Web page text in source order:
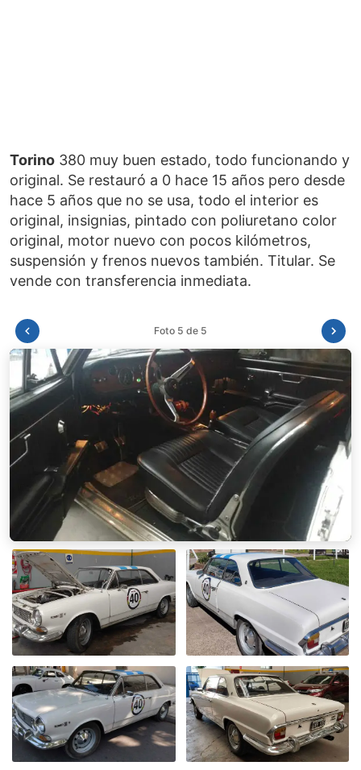
Torino 380 muy buen estado, todo funcionando y
original. Se restauró a 0 hace 15 años pero desde
hace 5 años que no se usa, todo el interior es
original, insignias, pintado con poliuretano color
original, motor nuevo con pocos kilómetros,
suspensión y frenos nuevos también. Titular. Se
Foto 1 de 5